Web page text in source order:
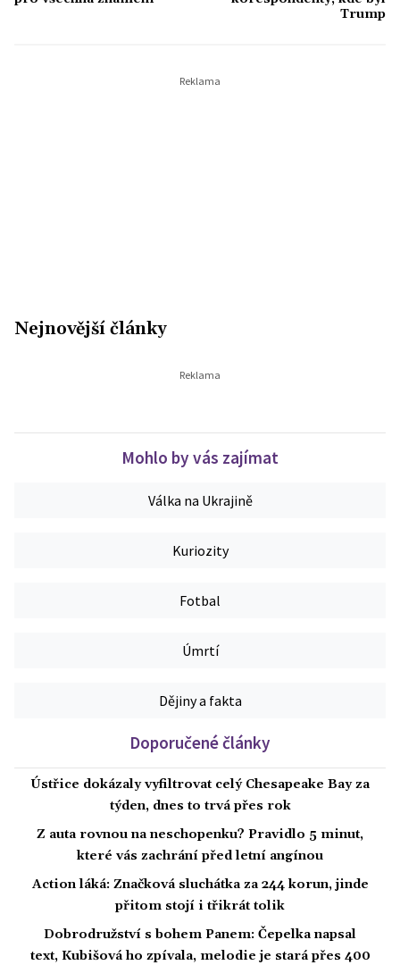
Trump
Nejnovější články
Mohlo by vás zajímat
Válka na Ukrajině
Kuriozity
Fotbal
Úmrtí
Dějiny a fakta
Doporučené články
Ústřice dokázaly vyfiltrovat celý Chesapeake Bay za
týden, dnes to trvá přes rok
Z auta rovnou na neschopenku? Pravidlo 5 minut,
které vás zachrání před letní angínou
Action láká: Značková sluchátka za 244 korun, jinde
přitom stojí i třikrát tolik
Dobrodružství s bohem Panem: Čepelka napsal
text, Kubišová ho zpívala, melodie je stará přes 400